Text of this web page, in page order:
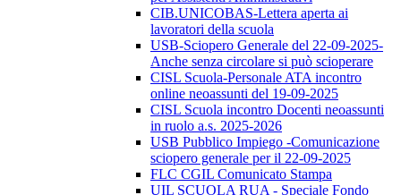
CIB.UNICOBAS-Lettera aperta ai
lavoratori della scuola
USB-Sciopero Generale del 22-09-2025-
Anche senza circolare si può scioperare
CISL Scuola-Personale ATA incontro
online neoassunti del 19-09-2025
CISL Scuola incontro Docenti neoassunti
in ruolo a.s. 2025-2026
USB Pubblico Impiego -Comunicazione
sciopero generale per il 22-09-2025
FLC CGIL Comunicato Stampa
UIL SCUOLA RUA - Speciale Fondo